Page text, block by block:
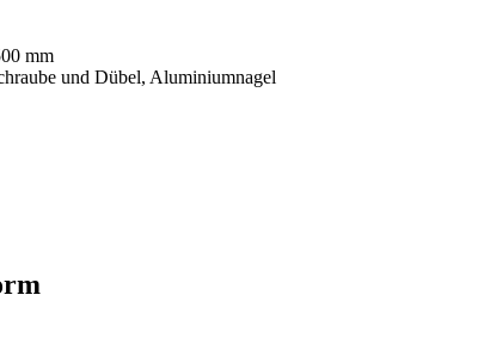
mm
und Dübel, Aluminiumnagel